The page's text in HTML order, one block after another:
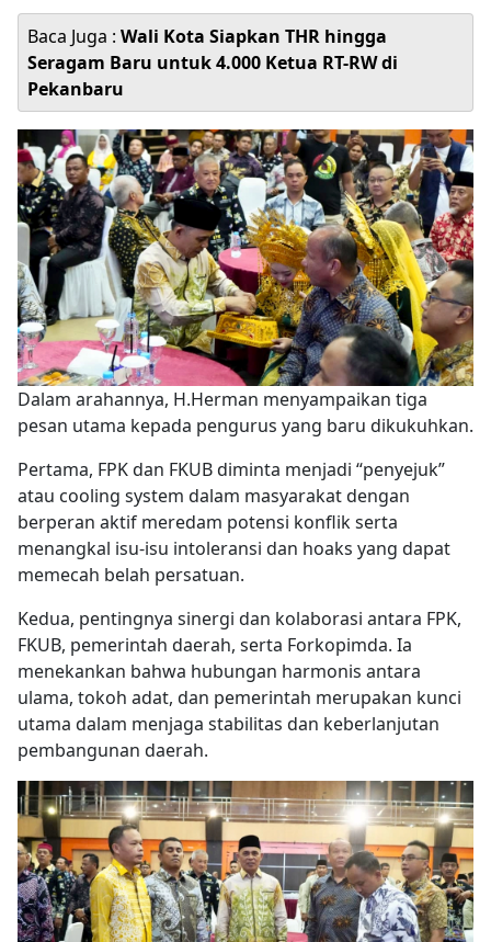
Baca Juga : Wali Kota Siapkan THR hingga
Seragam Baru untuk 4.000 Ketua RT-RW di
Pekanbaru
Dalam arahannya, H.Herman menyampaikan tiga
pesan utama kepada pengurus yang baru dikukuhkan.
Pertama, FPK dan FKUB diminta menjadi “penyejuk”
atau cooling system dalam masyarakat dengan
berperan aktif meredam potensi konflik serta
menangkal isu-isu intoleransi dan hoaks yang dapat
memecah belah persatuan.
Kedua, pentingnya sinergi dan kolaborasi antara FPK,
FKUB, pemerintah daerah, serta Forkopimda. Ia
menekankan bahwa hubungan harmonis antara
ulama, tokoh adat, dan pemerintah merupakan kunci
utama dalam menjaga stabilitas dan keberlanjutan
pembangunan daerah.